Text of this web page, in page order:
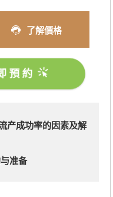
了解價格
預約
产成功率的因素及解
准备